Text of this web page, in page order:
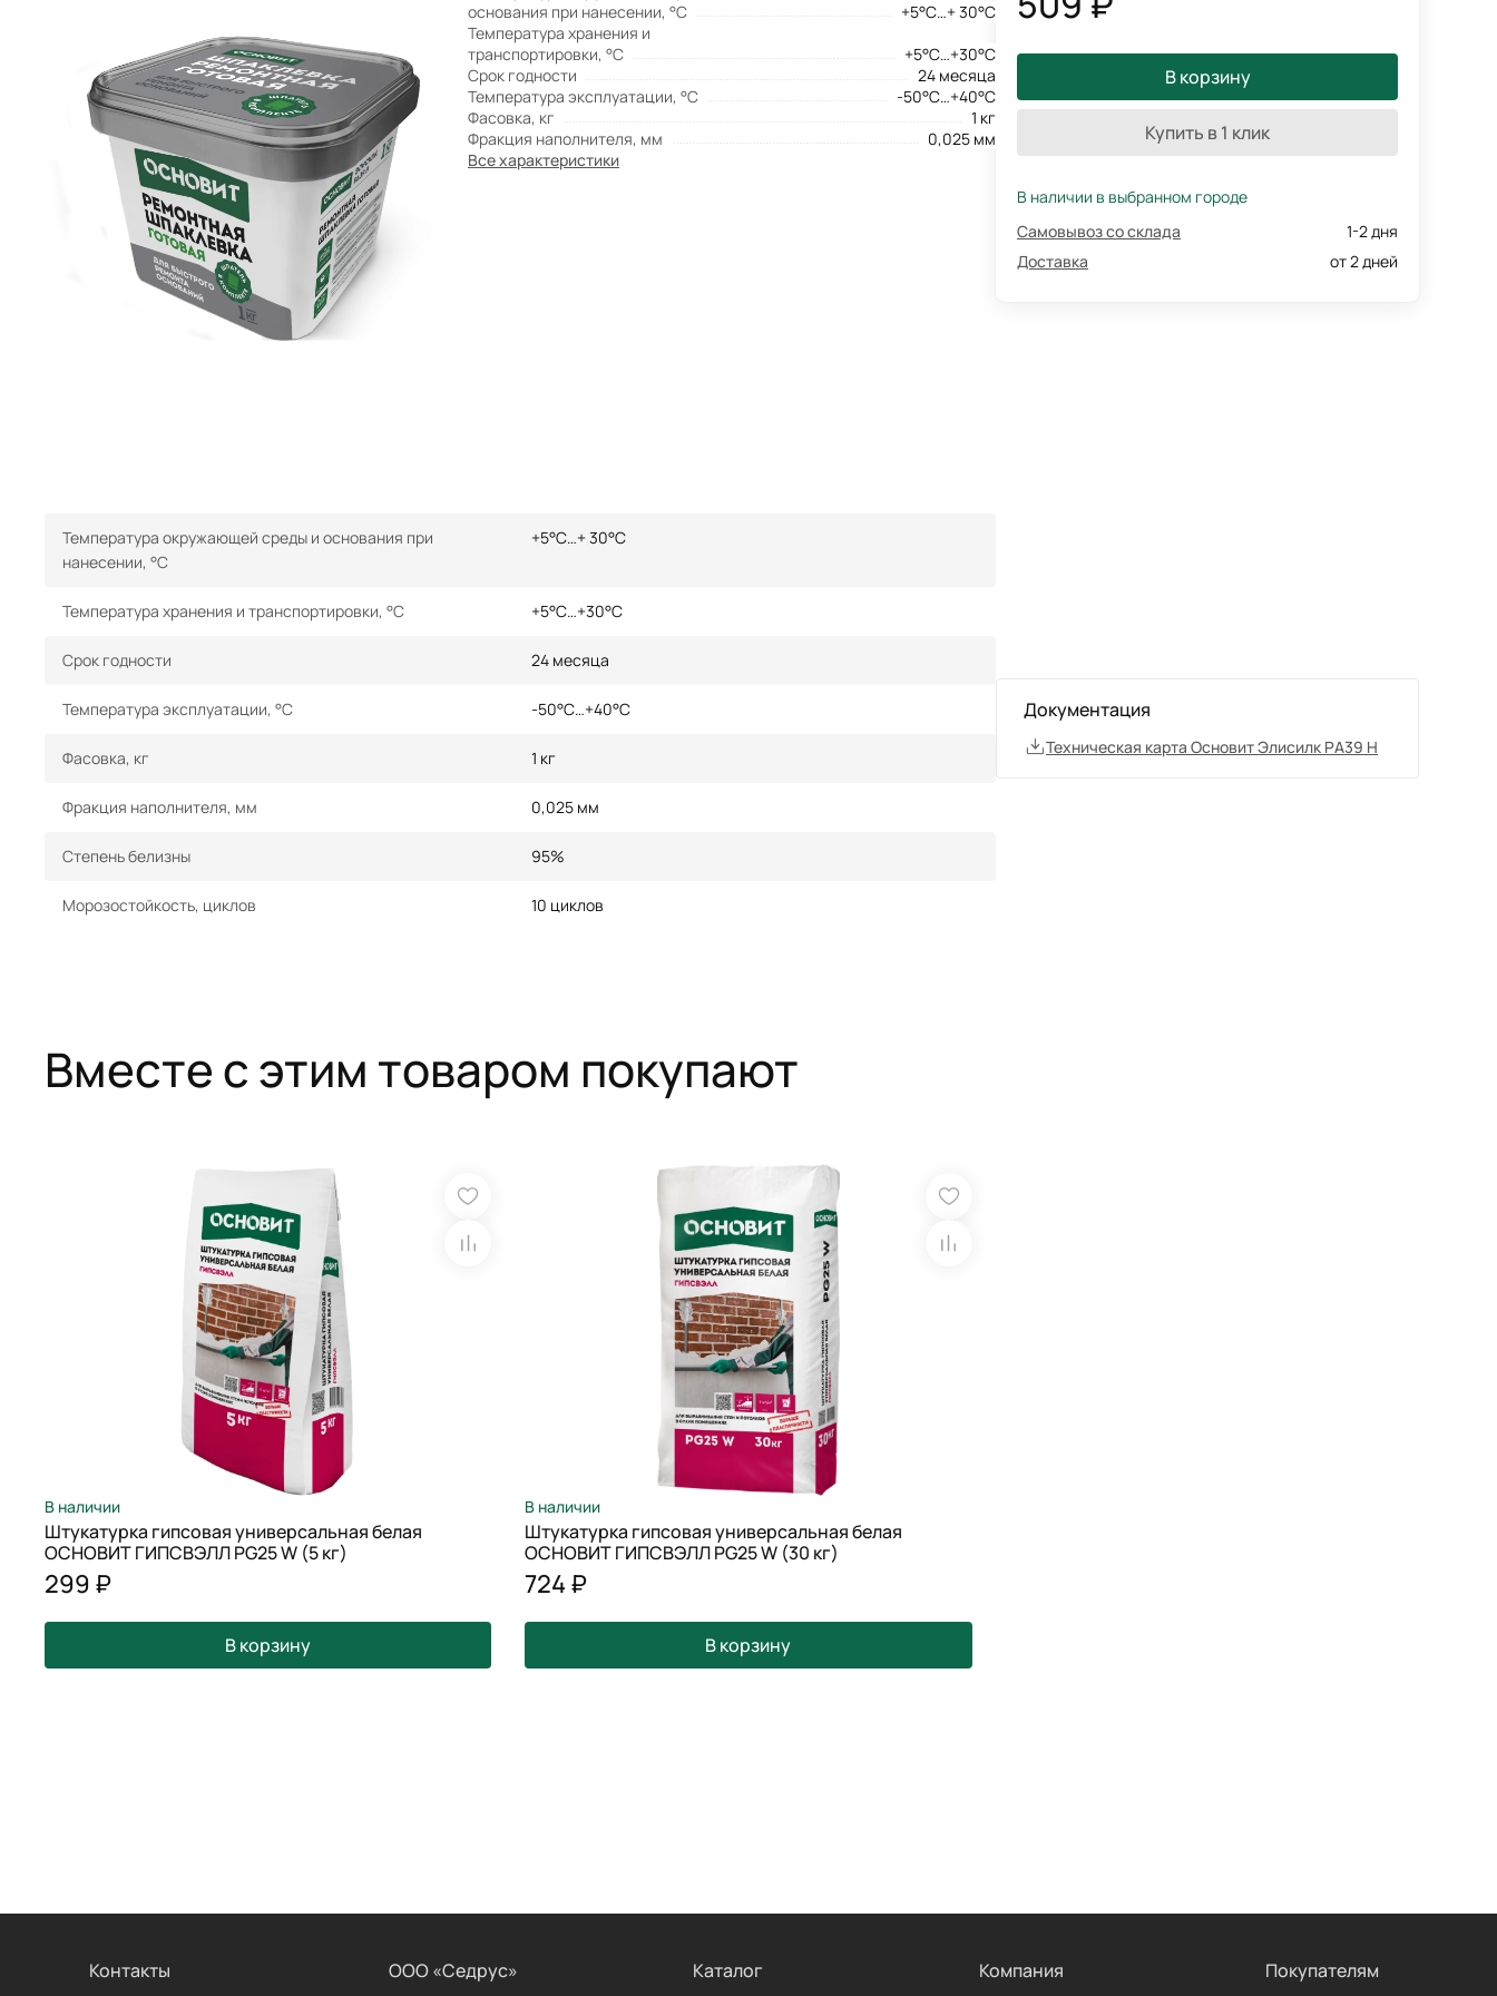
Брендыоснования при нанесении, °С
+5°С…+ 30°С
Температура хранения и
транспортировки, °С
+5°С…+30°С
Срок годности
24 месяца
Температура эксплуатации, °С
-50°С…+40°С
Фасовка, кг
1 кг
Фракция наполнителя, мм
0,025 мм
Все характеристики
В корзину
Купить в 1 клик
В наличии в выбранном городе
Самовывоз со склада
1-2 дня
Доставка
от 2 дней
Температура окружающей среды и основания при
нанесении, °С
+5°С…+ 30°С
Температура хранения и транспортировки, °С +5°С…+30°С
Срок годности 24 месяца
Температура эксплуатации, °С -50°С…+40°С
Фасовка, кг 1 кг
Фракция наполнителя, мм 0,025 мм
Степень белизны 95%
Морозостойкость, циклов 10 циклов
Документация
Техническая карта Основит Элисилк РА39 H
Вместе с этим товаром покупают
В наличии
Штукатурка гипсовая универсальная белая
ОСНОВИТ ГИПСВЭЛЛ PG25 W (5 кг)
299 ₽
В корзину
В наличии
Штукатурка гипсовая универсальная белая
ОСНОВИТ ГИПСВЭЛЛ PG25 W (30 кг)
724 ₽
В корзину
Контакты ООО «Седрус» Каталог Компания Покупателям